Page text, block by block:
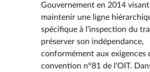
Gouvernement en 2014 visant
maintenir une ligne
spécifique à l’inspection du
préserver son indépendance,
conformément aux exigences
convention n°81 de l’OIT.